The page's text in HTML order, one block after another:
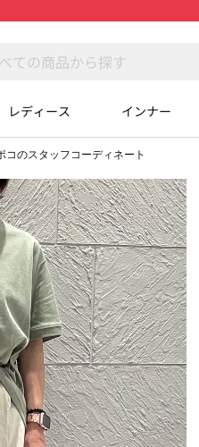
レディース インナー
コのスタッフコーディネート